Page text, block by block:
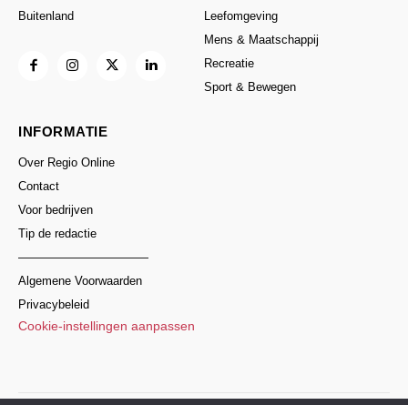
Buitenland
Leefomgeving
Mens & Maatschappij
Recreatie
Sport & Bewegen
INFORMATIE
Over Regio Online
Contact
Voor bedrijven
Tip de redactie
———————————
Algemene Voorwaarden
Privacybeleid
Cookie-instellingen aanpassen